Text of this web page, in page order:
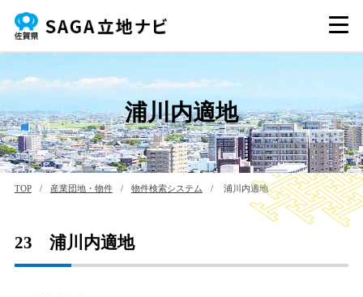
浦川内適地
TOP / 産業団地・物件 / 物件検索システム / 浦川内適地
23 浦川内適地